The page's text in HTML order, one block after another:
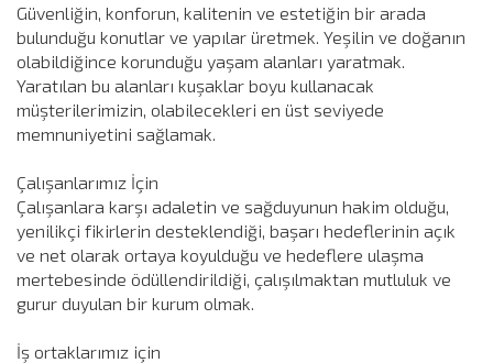
Güvenliğin, konforun, kalitenin ve estetiğin bir arada
bulunduğu konutlar ve yapılar üretmek. Yeşilin ve doğanın
olabildiğince korunduğu yaşam alanları yaratmak.
Yaratılan bu alanları kuşaklar boyu kullanacak
müşterilerimizin, olabilecekleri en üst seviyede
memnuniyetini sağlamak.
Çalışanlarımız İçin
Çalışanlara karşı adaletin ve sağduyunun hakim olduğu,
yenilikçi fikirlerin desteklendiği, başarı hedeflerinin açık
ve net olarak ortaya koyulduğu ve hedeflere ulaşma
mertebesinde ödüllendirildiği, çalışılmaktan mutluluk ve
gurur duyulan bir kurum olmak.
İş ortaklarımız için